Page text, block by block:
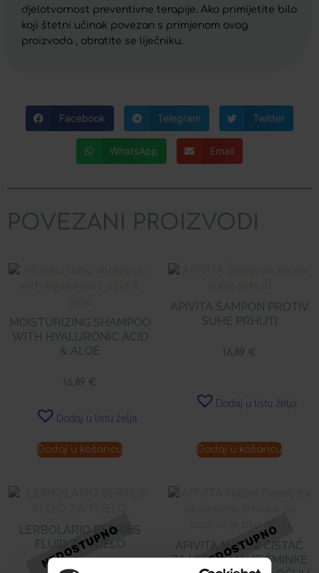
djelotvornost preventivne terapije. Ako primijetite bilo
koji štetni učinak povezan s primjenom ovog
proizvoda , obratite se liječniku.
Facebook Telegram Twitter
WhatsApp Email
POVEZANI PROIZVODI
MOISTURIZING SHAMPOO
WITH HYALURONIC ACID
& ALOE
16,89 €
Dodaj u listu želja
Dodaj u košaricu
APIVITA ŠAMPON PROTIV
SUHE PRHUTI
16,89 €
Dodaj u listu želja
Dodaj u košaricu
LERBOLARIO BERRIES
FLUID ZA TIJELO
APIVITA NJEŽNI ČISTAČ
ZA UKLANJANJE ŠMINKE